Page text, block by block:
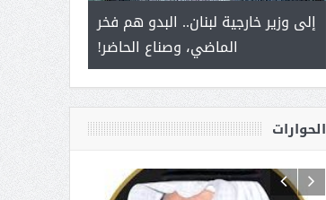
سلمان بن
إلى وزير خارجية لبنان.. البدو هم فخر
الماضي، وصناع الحاضر!
الحوارات